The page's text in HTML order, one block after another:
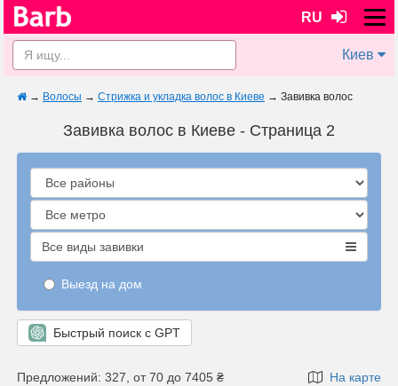
RU
Киев
→ Волосы → Стрижка и укладка волос в Киеве → Завивка волос
Завивка волос в Киеве - Страница 2
Все виды завивки
Выезд на дом
Быстрый поиск с GPT
Предложений: 327, от 70 до 7405 ₴ На карте